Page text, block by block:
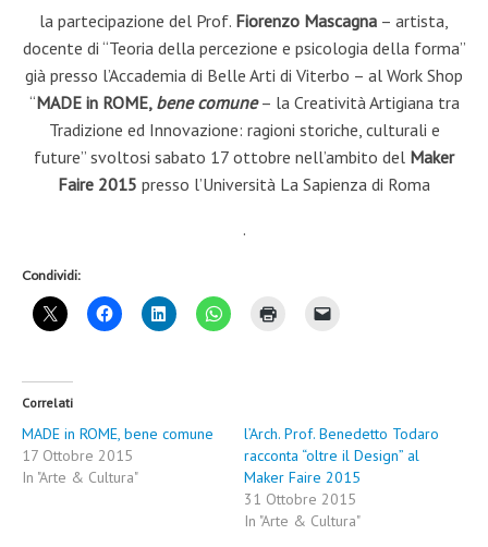
la partecipazione del Prof. Fiorenzo Mascagna – artista,
docente di “Teoria della percezione e psicologia della forma”
già presso l’Accademia di Belle Arti di Viterbo – al Work Shop
“MADE in ROME, bene comune– la Creatività Artigiana tra
Tradizione ed Innovazione: ragioni storiche, culturali e
future” svoltosi sabato 17 ottobre nell’ambito del Maker
Faire 2015 presso l’Università La Sapienza di Roma
.
Condividi:
Correlati
MADE in ROME, bene comune
17 Ottobre 2015
In "Arte & Cultura"
l’Arch. Prof. Benedetto Todaro
racconta “oltre il Design” al
Maker Faire 2015
31 Ottobre 2015
In "Arte & Cultura"